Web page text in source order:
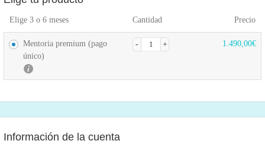
Elige 3 o 6 meses Cantidad Precio
Mentoria premium (pago
único)
1.490,00€
Información de la cuenta